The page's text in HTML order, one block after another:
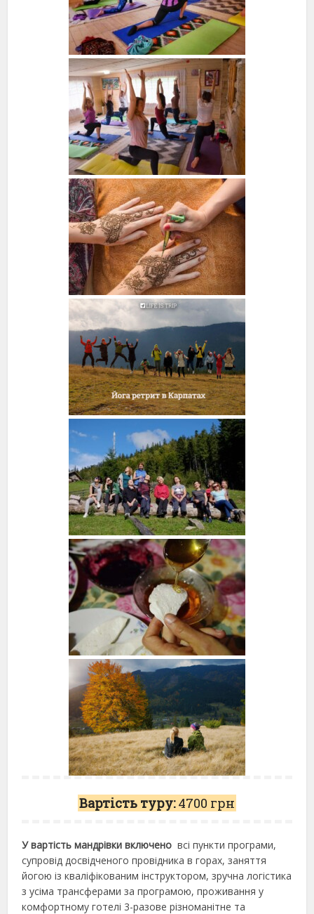
Вартість туру:4700 грн
У вартість мандрівки включено всі пункти програми,
супровід досвідченого провідника в горах, заняття
йогою із кваліфікованим інструктором, зручна логістика
з усіма трансферами за програмою, проживання у
комфортному готелі 3-разове різноманітне та